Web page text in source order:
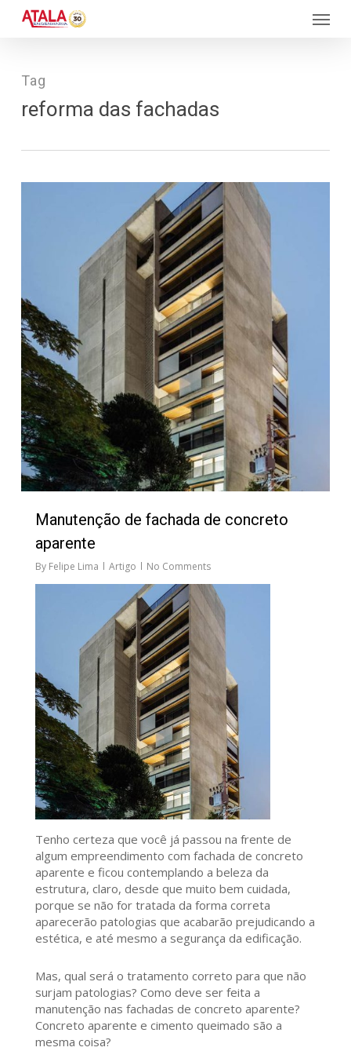
Menu
Tag
reforma das fachadas
Manutenção de fachada de concreto
aparente
By Felipe Lima Artigo No Comments
Tenho certeza que você já passou na frente de
algum empreendimento com fachada de concreto
aparente e ficou contemplando a beleza da
estrutura, claro, desde que muito bem cuidada,
porque se não for tratada da forma correta
aparecerão patologias que acabarão prejudicando a
estética, e até mesmo a segurança da edificação.
Mas, qual será o tratamento correto para que não
surjam patologias? Como deve ser feita a
manutenção nas fachadas de concreto aparente?
Concreto aparente e cimento queimado são a
mesma coisa?
184